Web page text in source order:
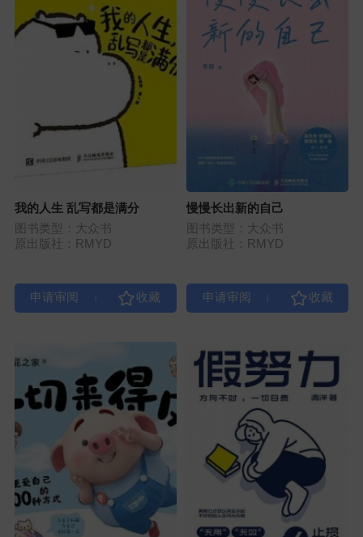
我的人生 乱写都是满分
图书类型：大众书
原出版社：RMYD
慢慢长出新的自己
图书类型：大众书
原出版社：RMYD